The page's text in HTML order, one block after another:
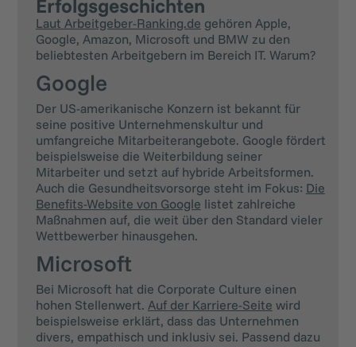
Erfolgsgeschichten
Laut Arbeitgeber-Ranking.de gehören Apple,
Google, Amazon, Microsoft und BMW zu den
beliebtesten Arbeitgebern im Bereich IT. Warum?
Google
Der US-amerikanische Konzern ist bekannt für
seine positive Unternehmenskultur und
umfangreiche Mitarbeiterangebote. Google fördert
beispielsweise die Weiterbildung seiner
Mitarbeiter und setzt auf hybride Arbeitsformen.
Auch die Gesundheitsvorsorge steht im Fokus: Die
Benefits-Website von Google listet zahlreiche
Maßnahmen auf, die weit über den Standard vieler
Wettbewerber hinausgehen.
Microsoft
Bei Microsoft hat die Corporate Culture einen
hohen Stellenwert. Auf der Karriere-Seite wird
beispielsweise erklärt, dass das Unternehmen
divers, empathisch und inklusiv sei. Passend dazu